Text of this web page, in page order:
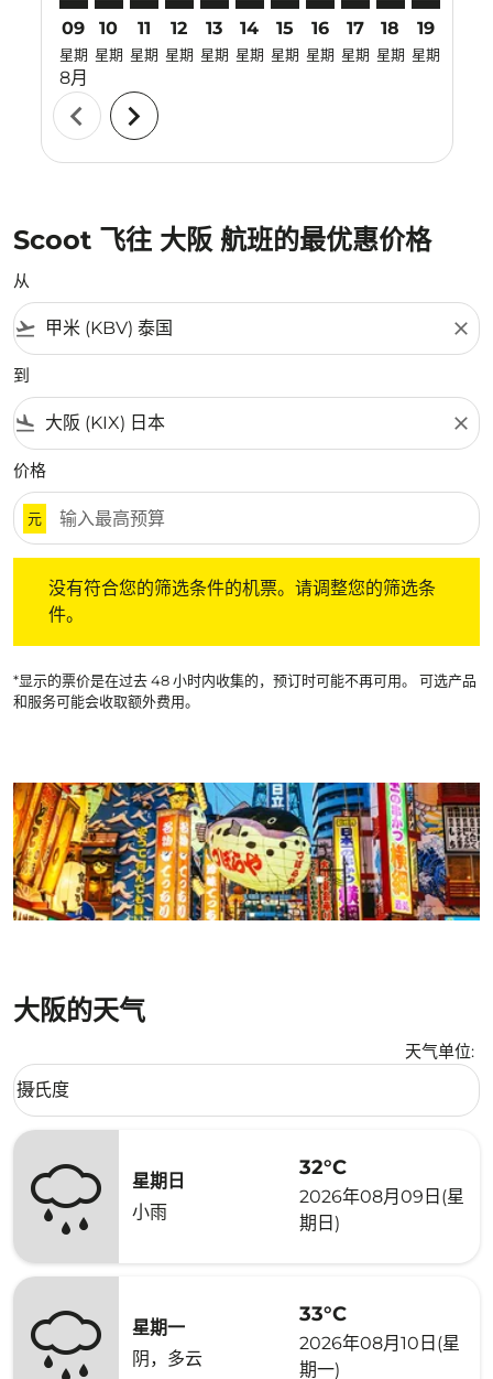
09
星期
8月
10
星期
11
星期
12
星期
13
星期
14
星期
15
星期
16
星期
17
星期
18
星期
19
星期
chevron_left chevron_right
Scoot 飞往 大阪 航班的最优惠价格
从
flight_takeoff close
到
flight_land close
价格
元
没有符合您的筛选条件的机票。请调整您的筛选条
件。
*显示的票价是在过去 48 小时内收集的，预订时可能不再可用。 可选产品
和服务可能会收取额外费用。
大阪的天气
天气单位:
Weather unit option 摄氏度 Selected
摄氏度
keyboard_arrow_down
星期日
小雨
32°C
2026年08月09日(星
期日)
星期一
阴，多云
33°C
2026年08月10日(星
期一)